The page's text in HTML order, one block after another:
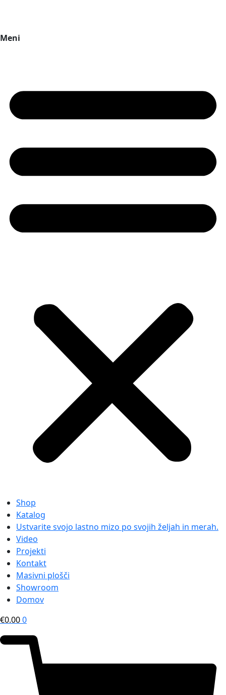
Shop
Katalog
Ustvarite svojo lastno mizo po svojih željah in merah.
Video
Projekti
Kontakt
Masivni plošči
Showroom
Domov
€0.000